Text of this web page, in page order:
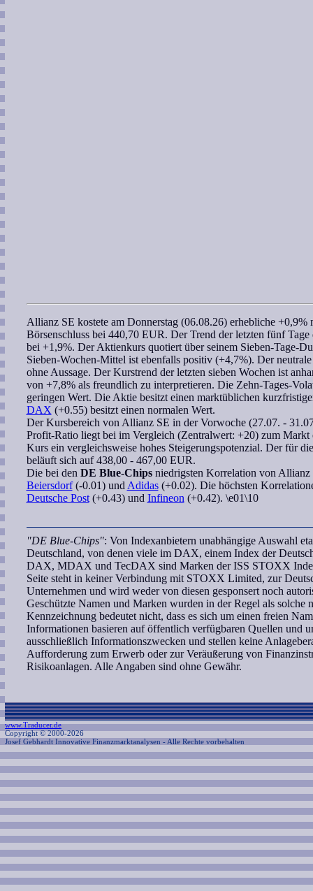
Allianz SE kostete am Donnerstag (06.08.26) erhebliche
Börsenschluss bei 440,70 EUR. Der Trend der letzten fünf
bei +1,9%. Der Aktienkurs quotiert über seinem Sieben-Tage-
Sieben-Wochen-Mittel ist ebenfalls positiv (+4,7%). Der
ohne Aussage. Der Kurstrend der letzten sieben Wochen ist
von +7,8% als freundlich zu interpretieren. Die Zehn-Tages-
geringen Wert. Die Aktie besitzt einen marktüblichen
DAX (+0.55) besitzt einen normalen Wert.
Der Kursbereich von Allianz SE in der Vorwoche (27.07. -
Profit-Ratioliegt bei im Vergleich (Zentralwert: +20) zum Markt
Kurs ein vergleichsweise hohes Steigerungspotenzial. Der für
beläuft sich auf 438,00 - 467,00 EUR.
Die bei den DE Blue-Chipsniedrigsten Korrelation von Allianz
Beiersdorf(-0.01) und Adidas(+0.02). Die höchsten
Deutsche Post(+0.43) und Infineon (+0.42). \e01\10
"DE Blue-Chips": Von Indexanbietern unabhängige Auswahl
Deutschland, von denen viele im DAX, einem Index der
DAX, MDAX und TecDAX sind Marken der ISS STOXX
Seite steht in keiner Verbindung mit STOXX Limited, zur
Unternehmen und wird weder von diesen gesponsert noch
Geschützte Namen und Marken wurden in der Regel als solche
Kennzeichnung bedeutet nicht, dass es sich um einen freien
Informationen basieren auf öffentlich verfügbaren Quellen und
ausschließlich Informationszwecken und stellen keine
Aufforderung zum Erwerb oder zur Veräußerung von
Risikoanlagen. Alle Angaben sind ohne Gewähr.
www.Traducer.de
Copyright © 2000-2026
Josef Gebhardt Innovative Finanzmarktanalysen - Alle Rechte vorbehalten